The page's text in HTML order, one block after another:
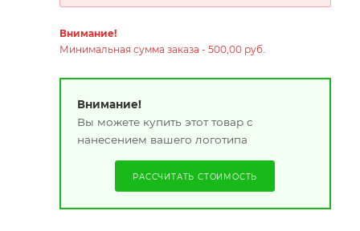
Внимание!
Минимальная сумма заказа - 500,00 руб.
Внимание!
Вы можете купить этот товар с
нанесением вашего логотипа
РАССЧИТАТЬ СТОИМОСТЬ